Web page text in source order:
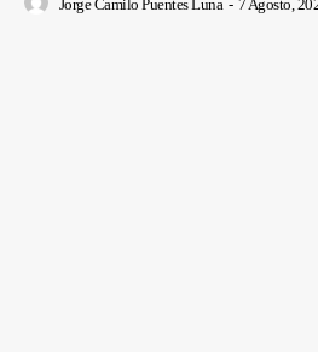
Jorge Camilo Puentes Luna - 7 Agosto,